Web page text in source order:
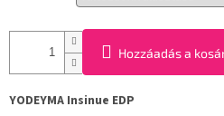
Hozzáadás a
YODEYMA Insinue EDP